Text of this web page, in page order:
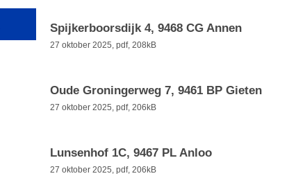
Spijkerboorsdijk 4, 9468 CG Annen
27 oktober 2025, pdf, 208kB
Oude Groningerweg 7, 9461 BP Gieten
27 oktober 2025, pdf, 206kB
Lunsenhof 1C, 9467 PL Anloo
27 oktober 2025, pdf, 206kB